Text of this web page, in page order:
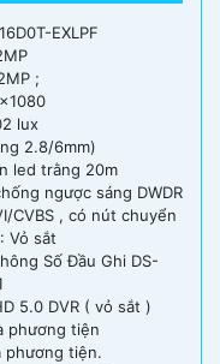
EXLPF
;
lux
2.8/6mm)
led trằng 20m
ngược sáng DWDR
CVBS , có nút chuyển
Vỏ sắt
Số Đầu Ghi DS-
5.0 DVR ( vỏ sắt )
phương tiện
phương tiện.